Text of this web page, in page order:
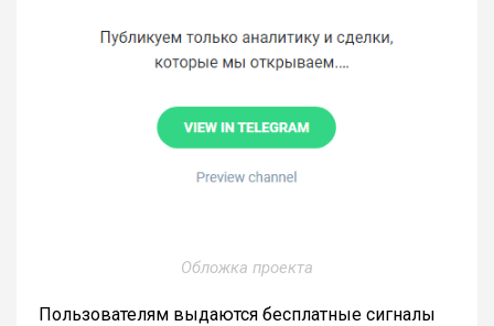
Обложка проекта
Пользователям выдаются бесплатные сигналы